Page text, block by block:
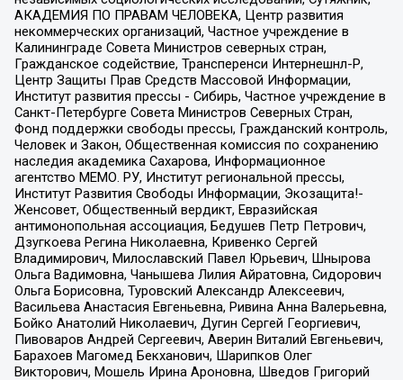
АКАДЕМИЯ ПО ПРАВАМ ЧЕЛОВЕКА, Центр развития
некоммерческих организаций, Частное учреждение в
Калининграде Совета Министров северных стран,
Гражданское содействие, Трансперенси Интернешнл-Р,
Центр Защиты Прав Средств Массовой Информации,
Институт развития прессы - Сибирь, Частное учреждение в
Санкт-Петербурге Совета Министров Северных Стран,
Фонд поддержки свободы прессы, Гражданский контроль,
Человек и Закон, Общественная комиссия по сохранению
наследия академика Сахарова, Информационное
агентство МЕМО. РУ, Институт региональной прессы,
Институт Развития Свободы Информации, Экозащита!-
Женсовет, Общественный вердикт, Евразийская
антимонопольная ассоциация, Бедушев Петр Петрович,
Дзугкоева Регина Николаевна, Кривенко Сергей
Владимирович, Милославский Павел Юрьевич, Шнырова
Ольга Вадимовна, Чанышева Лилия Айратовна, Сидорович
Ольга Борисовна, Туровский Александр Алексеевич,
Васильева Анастасия Евгеньевна, Ривина Анна Валерьевна,
Бойко Анатолий Николаевич, Дугин Сергей Георгиевич,
Пивоваров Андрей Сергеевич, Аверин Виталий Евгеньевич,
Барахоев Магомед Бекханович, Шарипков Олег
Викторович, Мошель Ирина Ароновна, Шведов Григорий